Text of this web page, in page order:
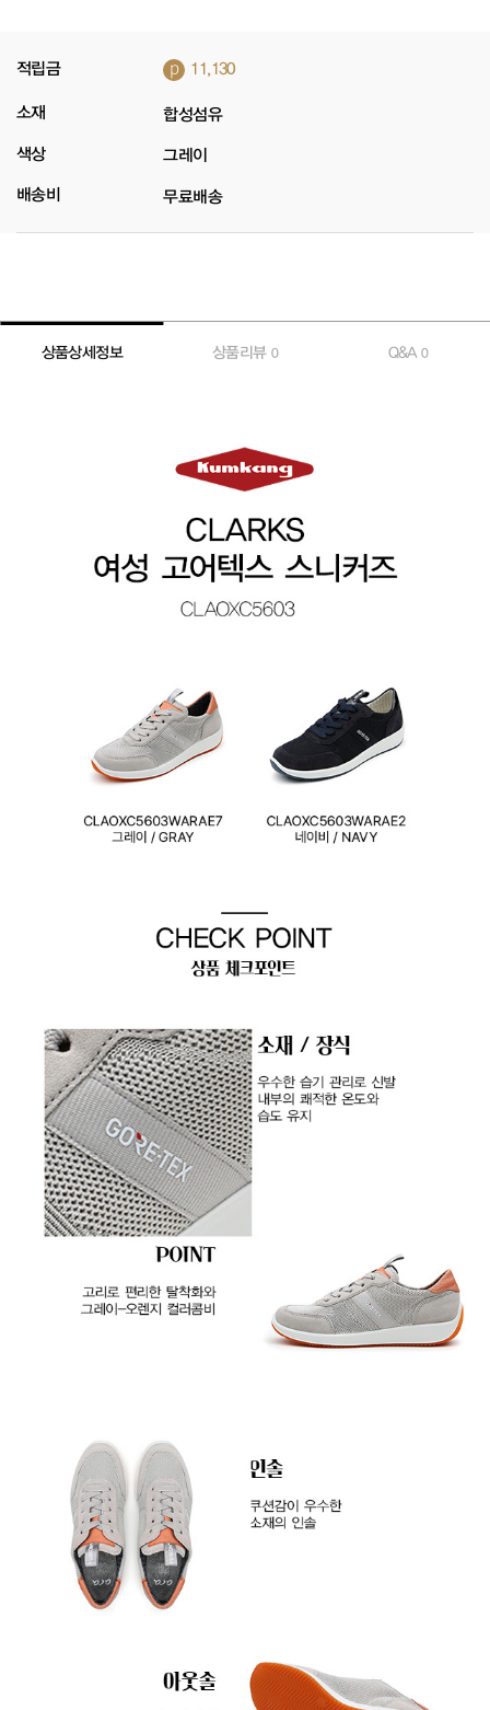
적립금 p 11,130
소재 합성섬유
색상 그레이
배송비 무료배송
상품상세정보 상품리뷰 0 Q&A0